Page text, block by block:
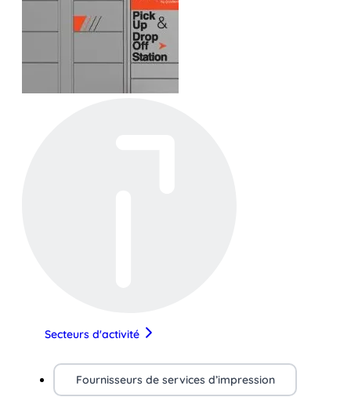
Secteurs d'activité
Fournisseurs de services d’impression